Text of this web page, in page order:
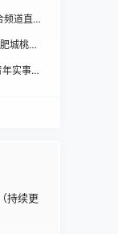
道直播
城桃选
实事直
持续更